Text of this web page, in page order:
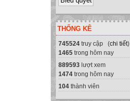
THỐNG KÊ
745524 truy cập (chi tiết)
1465 trong hôm nay
889593 lượt xem
1474 trong hôm nay
104 thành viên